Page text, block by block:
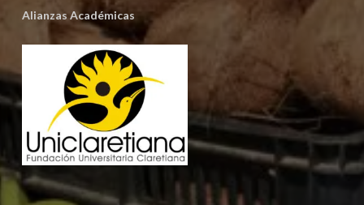
Alianzas Académicas